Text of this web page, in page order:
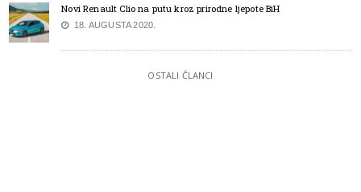
Novi Renault Clio na putu kroz prirodne ljepote BiH
18. AUGUSTA 2020.
OSTALI ČLANCI